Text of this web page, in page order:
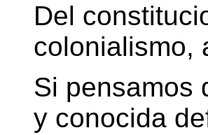
Del
colonialismo,
Si pensamos
y conocida